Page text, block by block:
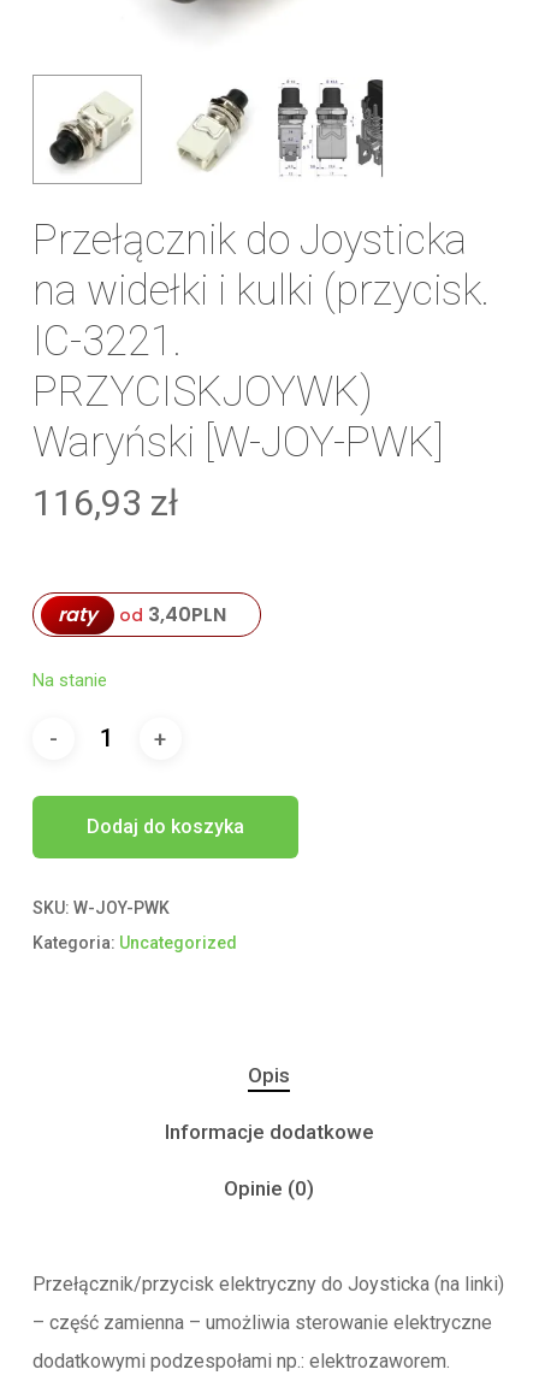
Przełącznik do Joysticka
na widełki i kulki (przycisk.
IC-3221.
PRZYCISKJOYWK)
Waryński [W-JOY-PWK]
116,93 zł
raty od 3,40PLN
Na stanie
Dodaj do koszyka
SKU: W-JOY-PWK
Kategoria: Uncategorized
Opis
Informacje dodatkowe
Opinie (0)
Przełącznik/przycisk elektryczny do Joysticka (na linki)
– część zamienna – umożliwia sterowanie elektryczne
dodatkowymi podzespołami np.: elektrozaworem.